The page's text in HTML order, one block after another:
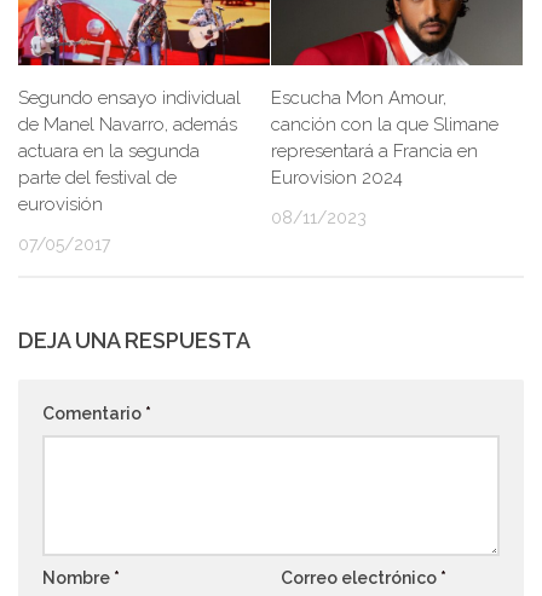
Segundo ensayo individual
de Manel Navarro, además
actuara en la segunda
parte del festival de
eurovisión
07/05/2017
Escucha Mon Amour,
canción con la que Slimane
representará a Francia en
Eurovision 2024
08/11/2023
DEJA UNA RESPUESTA
Comentario *
Nombre * Correo electrónico *